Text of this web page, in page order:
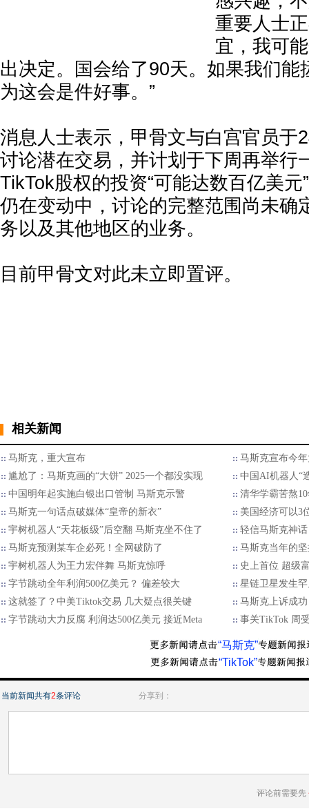
重要人士
宜，我可
出决定。国会给了90天。如果我们能
为这会是件好事。”
消息人士表示，甲骨文与白宫官员于
讨论潜在交易，并计划于下周再举行
TikTok股权的投资“可能达数百亿美
仍在变动中，讨论的完整范围尚未确
务以及其他地区的业务。
目前甲骨文对此未立即置评。
相关新闻
马斯克，重大宣布
马斯克宣布今
尴尬了：马斯克画的“大饼” 2025一个都没实现
中国AI机器人“
中国明年起实施白银出口管制 马斯克示警
清华学霸苦熬
马斯克一句话点破媒体“皇帝的新衣”
美国经济可以3
宇树机器人“天花板级”后空翻 马斯克坐不住了
轻信马斯克神
马斯克预测某车企必死！全网破防了
马斯克当年的
宇树机器人为王力宏伴舞 马斯克惊呼
史上首位 超级
字节跳动全年利润500亿美元？ 偏差较大
星链卫星发生
这就签了？中美Tiktok交易 几大疑点很关键
马斯克上诉成
字节跳动大力反腐 利润达500亿美元 接近Meta
事关TikTok 周
“马斯克”
“TikTok”
当前新闻共有2条评论 分享到：
评论前需要先